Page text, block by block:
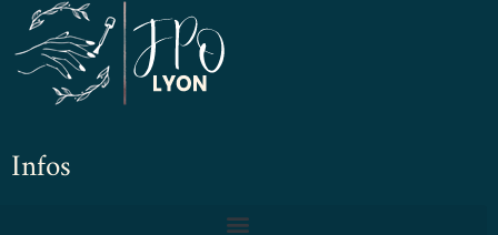
Infos